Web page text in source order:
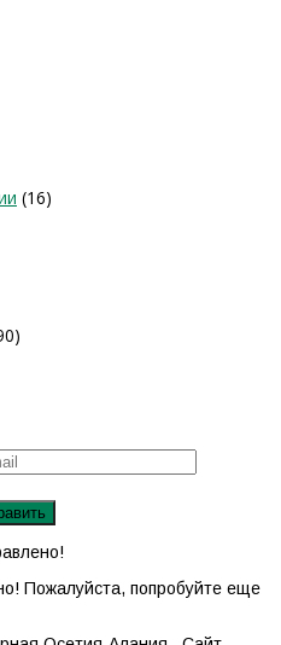
(16)
Пожалуйста, попробуйте еще